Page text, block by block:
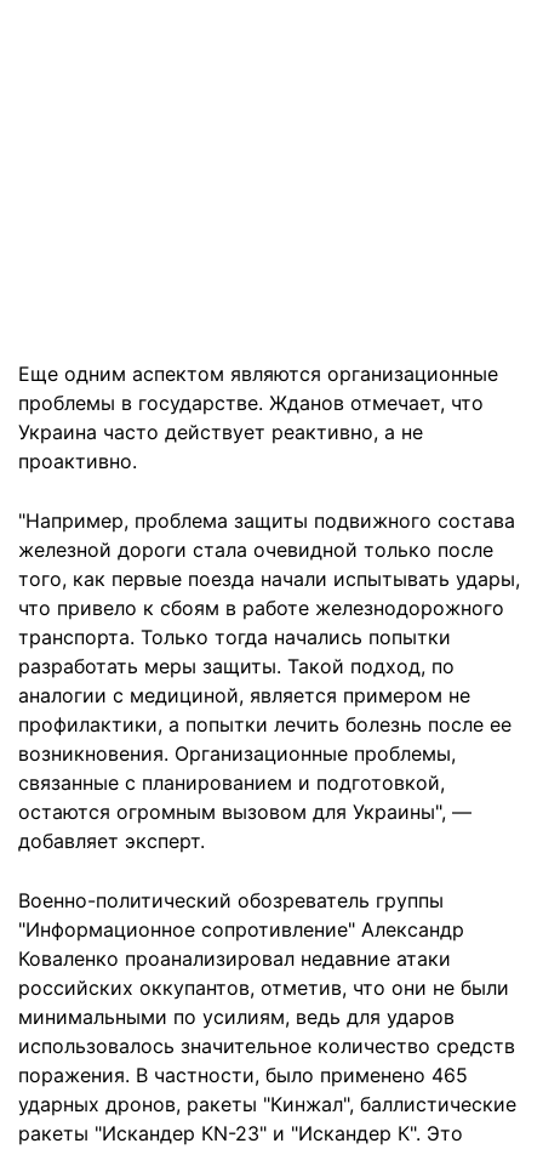
Еще одним аспектом являются организационные
проблемы в государстве. Жданов отмечает, что
Украина часто действует реактивно, а не
проактивно.
"Например, проблема защиты подвижного состава
железной дороги стала очевидной только после
того, как первые поезда начали испытывать удары,
что привело к сбоям в работе железнодорожного
транспорта. Только тогда начались попытки
разработать меры защиты. Такой подход, по
аналогии с медициной, является примером не
профилактики, а попытки лечить болезнь после ее
возникновения. Организационные проблемы,
связанные с планированием и подготовкой,
остаются огромным вызовом для Украины", —
добавляет эксперт.
Военно-политический обозреватель группы
"Информационное сопротивление" Александр
Коваленко проанализировал недавние атаки
российских оккупантов, отметив, что они не были
минимальными по усилиям, ведь для ударов
использовалось значительное количество средств
поражения. В частности, было применено 465
ударных дронов, ракеты "Кинжал", баллистические
ракеты "Искандер КN-23" и "Искандер К". Это